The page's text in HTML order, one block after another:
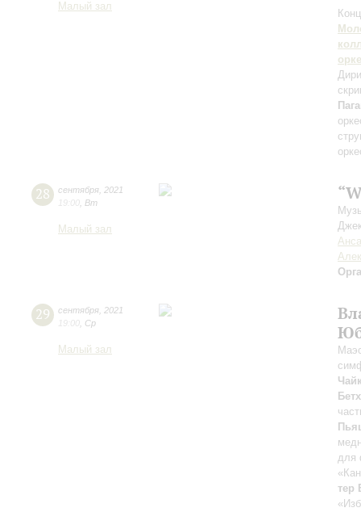
Малый зал
28 сентября 2021
19:00 Вт
Малый зал
29 сентября 2021
19:00 Ср
Малый зал
для
тер